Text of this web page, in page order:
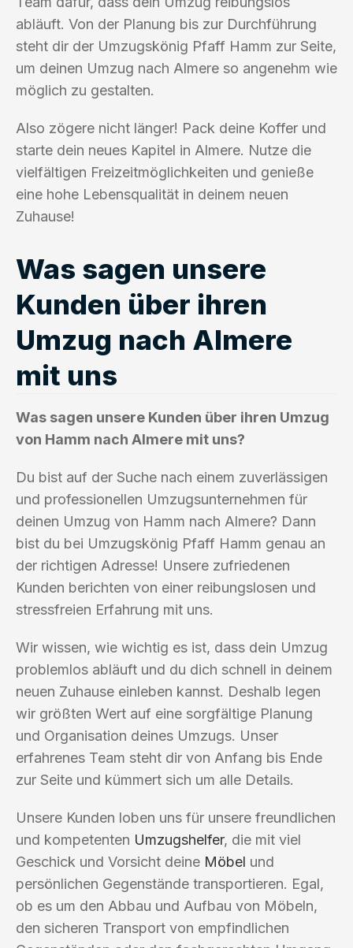
abläuft. Von der Planung bis zur Durchführung
steht dir der Umzugskönig Pfaff Hamm zur Seite,
um deinen Umzug nach Almere so angenehm wie
möglich zu gestalten.
Also zögere nicht länger! Pack deine Koffer und
starte dein neues Kapitel in Almere. Nutze die
vielfältigen Freizeitmöglichkeiten und genieße
eine hohe Lebensqualität in deinem neuen
Zuhause!
Was sagen unsere
Kunden über ihren
Umzug nach Almere
mit uns
Was sagen unsere Kunden über ihren Umzug
von Hamm nach Almere mit uns?
Du bist auf der Suche nach einem zuverlässigen
und professionellen Umzugsunternehmen für
deinen Umzug von Hamm nach Almere? Dann
bist du bei Umzugskönig Pfaff Hamm genau an
der richtigen Adresse! Unsere zufriedenen
Kunden berichten von einer reibungslosen und
stressfreien Erfahrung mit uns.
Wir wissen, wie wichtig es ist, dass dein Umzug
problemlos abläuft und du dich schnell in deinem
neuen Zuhause einleben kannst. Deshalb legen
wir größten Wert auf eine sorgfältige Planung
und Organisation deines Umzugs. Unser
erfahrenes Team steht dir von Anfang bis Ende
zur Seite und kümmert sich um alle Details.
Unsere Kunden loben uns für unsere freundlichen
und kompetenten Umzugshelfer, die mit viel
Geschick und Vorsicht deine Möbel und
persönlichen Gegenstände transportieren. Egal,
ob es um den Abbau und Aufbau von Möbeln,
den sicheren Transport von empfindlichen